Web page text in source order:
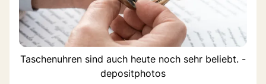
Taschenuhren sind auch heute noch sehr beliebt. -
depositphotos